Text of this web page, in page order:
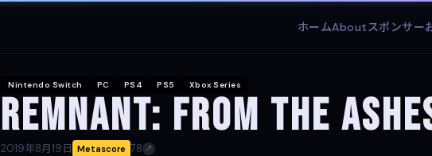
ホームAboutスポンサー
Nintendo Switch PC PS4 PS5 Xbox Series
Remnant: From the
2019年8月19日 Metascore 78 ↗